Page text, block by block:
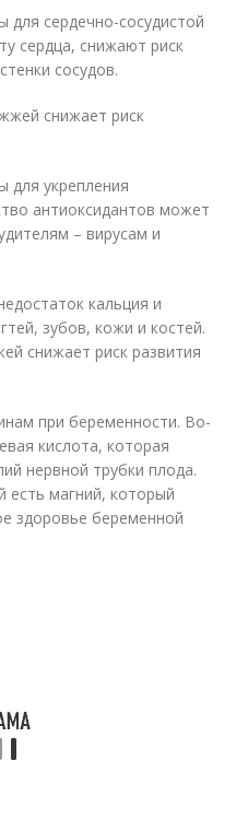
сердечно-сосудистой
сердца, снижают риск
сосудов.
снижает риск
укрепления
антиоксидантов может
– вирусам и
кальция и
зубов, кожи и костей.
снижает риск развития
при беременности. Во-
кислота, которая
нервной трубки плода.
магний, который
здоровье беременной